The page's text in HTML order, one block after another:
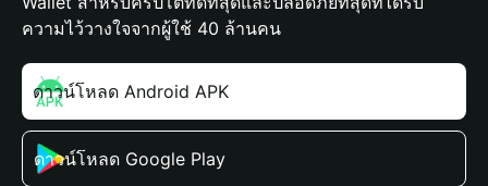
ความไว้วางใจจากผู้ใช้ 40 ล้านคน
ดาวน์โหลด Android APK
ดาวน์โหลด Google Play